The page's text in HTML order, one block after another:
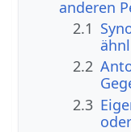
anderen
2.1
2.2
2.3